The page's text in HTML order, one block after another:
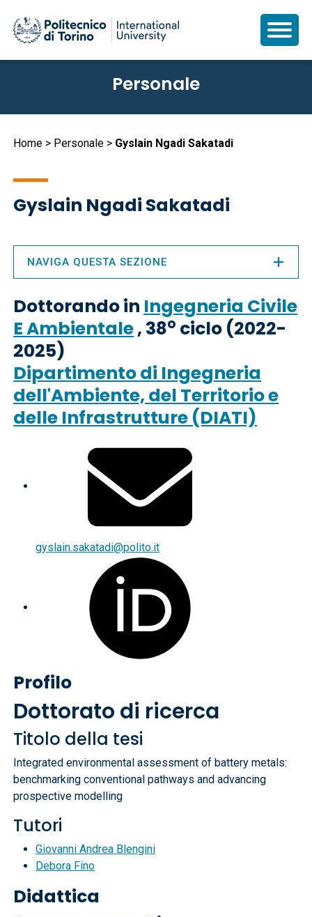
principale
Personale
Briciole
Home Personale Gyslain Ngadi Sakatadi
Gyslain Ngadi Sakatadi
Dottorando in Ingegneria Civile
E Ambientale, 38o ciclo (2022-
2025)
Dipartimento di Ingegneria
dell'Ambiente, del Territorio e
delle Infrastrutture (DIATI)
gyslain.sakatadi@polito.it
Profilo
Dottorato di ricerca
Titolo della tesi
Integrated environmental assessment of battery metals:
benchmarking conventional pathways and advancing
prospective modelling
Tutori
Giovanni Andrea Blengini
Debora Fino
Didattica
NAVIGA QUESTA SEZIONE